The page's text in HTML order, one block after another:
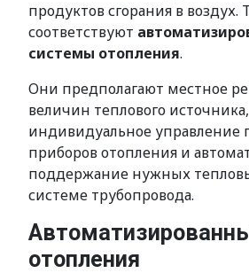
продуктов сгорания в воздух.
соответствуют
системы отопления.
Они предполагают местное
величин теплового источника,
индивидуальное управление
приборов отопления и
поддержание нужных
системе трубопровода.
отопления